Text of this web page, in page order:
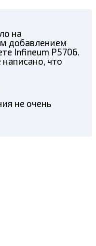
на
добавлением
Infineum P5706.
что
не очень